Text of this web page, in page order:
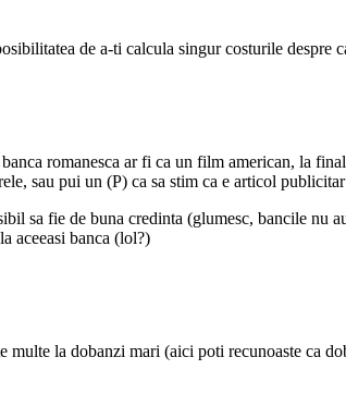
de a-ti calcula singur costurile despre
romanesca ar fi ca un film american, la
sau pui un (P) ca sa stim ca e articol
sa fie de buna credinta (glumesc, bancile nu
aceeasi banca (lol?)
la dobanzi mari (aici poti recunoaste ca